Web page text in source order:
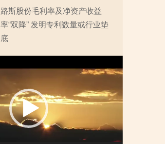
路斯股份毛利率及净资产收益
率“双降” 发明专利数量或行业垫
底